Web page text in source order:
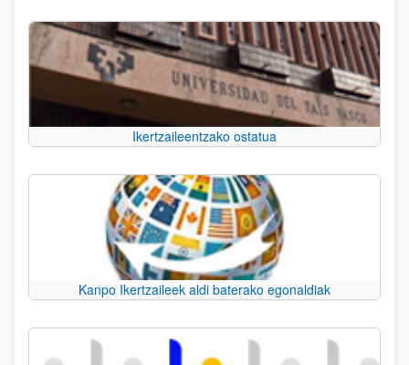
Ikertzaileentzako ostatua
Kanpo Ikertzaileek aldi baterako egonaldiak